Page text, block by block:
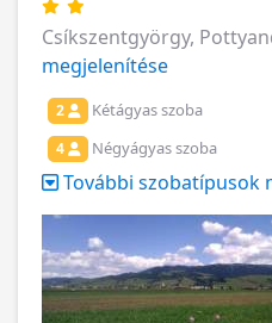
Csíkszentgyörgy,
megjelenítése
2 Kétágyas szoba
4 Négyágyas szoba
További szobatípusok